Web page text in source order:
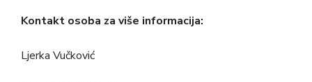
Kontakt osoba za više informacija:
Ljerka Vučković